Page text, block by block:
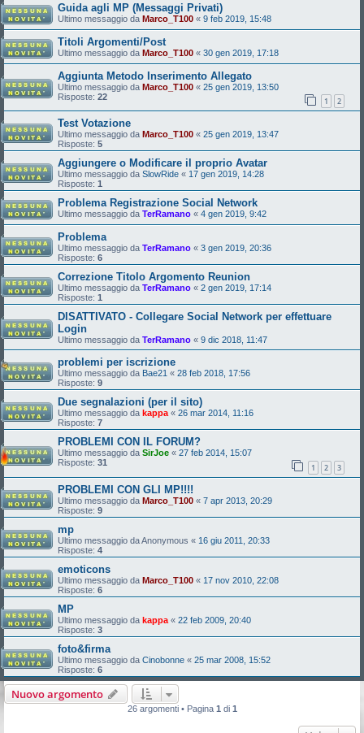
Guida agli MP (Messaggi Privati)
Ultimo messaggio da Marco_T100 « 9 feb 2019, 15:48
Titoli Argomenti/Post
Ultimo messaggio da Marco_T100 « 30 gen 2019, 17:18
Aggiunta Metodo Inserimento Allegato
Ultimo messaggio da Marco_T100 « 25 gen 2019, 13:50
Risposte: 22 1 2
Test Votazione
Ultimo messaggio da Marco_T100 « 25 gen 2019, 13:47
Risposte: 5
Aggiungere o Modificare il proprio Avatar
Ultimo messaggio da SlowRide « 17 gen 2019, 14:28
Risposte: 1
Problema Registrazione Social Network
Ultimo messaggio da TerRamano « 4 gen 2019, 9:42
Problema
Ultimo messaggio da TerRamano « 3 gen 2019, 20:36
Risposte: 6
Correzione Titolo Argomento Reunion
Ultimo messaggio da TerRamano « 2 gen 2019, 17:14
Risposte: 1
DISATTIVATO - Collegare Social Network per effettuare
Login
Ultimo messaggio da TerRamano « 9 dic 2018, 11:47
problemi per iscrizione
Ultimo messaggio da Bae21 « 28 feb 2018, 17:56
Risposte: 9
Due segnalazioni (per il sito)
Ultimo messaggio da kappa « 26 mar 2014, 11:16
Risposte: 7
PROBLEMI CON IL FORUM?
Ultimo messaggio da SirJoe « 27 feb 2014, 15:07
Risposte: 31 1 2 3
PROBLEMI CON GLI MP!!!!
Ultimo messaggio da Marco_T100 « 7 apr 2013, 20:29
Risposte: 9
mp
Ultimo messaggio daAnonymous « 16 giu 2011, 20:33
Risposte: 4
emoticons
Ultimo messaggio da Marco_T100 « 17 nov 2010, 22:08
Risposte: 6
MP
Ultimo messaggio da kappa « 22 feb 2009, 20:40
Risposte: 3
foto&firma
Ultimo messaggio da Cinobonne « 25 mar 2008, 15:52
Risposte: 6
Nuovo argomento
26 argomenti • Pagina 1 di 1